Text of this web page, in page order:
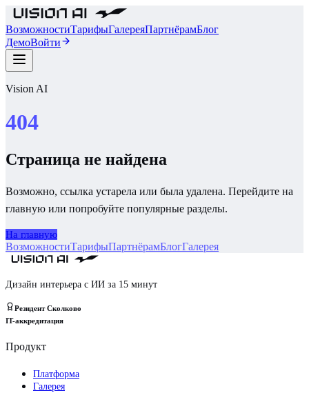
ВозможностиТарифыГалереяПартнёрамБлог
ДемоВойти
Vision AI
404
Страница не найдена
Возможно, ссылка устарела или была удалена. Перейдите на
главную или попробуйте популярные разделы.
На главную
ВозможностиТарифыПартнёрамБлогГалерея
Дизайн интерьера с ИИ за 15 минут
Резидент Сколково
IT-аккредитация
Продукт
Платформа
Галерея